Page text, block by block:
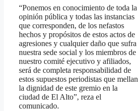
“Ponemos en conocimiento de toda la
opinión pública y todas las instancias
que corresponden, de los nefastos
hechos y propósitos de estos actos de
agresiones y cualquier daño que sufra
nuestra sede social y los miembros de
nuestro comité ejecutivo y afiliados,
será de completa responsabilidad de
estos supuestos periodistas que mellan
la dignidad de este gremio en la
ciudad de El Alto”, reza el
comunicado.